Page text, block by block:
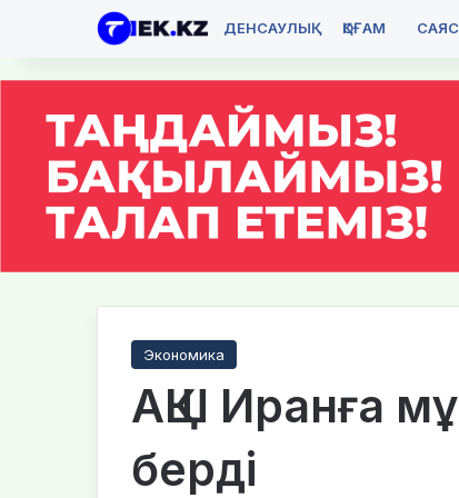
ДЕНСАУЛЫҚ ҚОҒАМ
Экономика
АҚШ Иранға
берді